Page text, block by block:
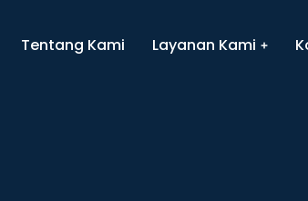
Tentang Kami Layanan Kami